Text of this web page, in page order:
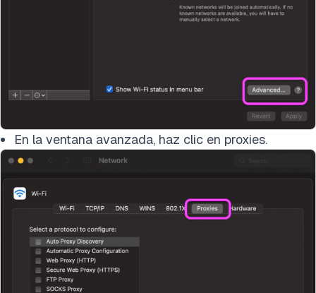
En la ventana avanzada, haz clic en proxies.